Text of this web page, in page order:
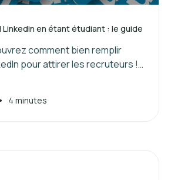
Linkedin en étant étudiant : le guide
comment bien remplir
pour attirer les recruteurs !
booster votre réseau.
• 4 minutes